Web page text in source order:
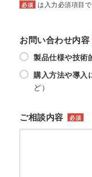
必須 は入力必須項目で
お問い合わせ内容
製品仕様や技術
購入方法や導入
ど）
ご相談内容 必須